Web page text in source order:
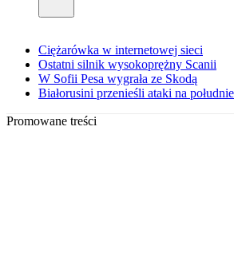
Ciężarówka w internetowej sieci
Ostatni silnik wysokoprężny Scanii
W Sofii Pesa wygrała ze Skodą
Białorusini przenieśli ataki na
Promowane treści